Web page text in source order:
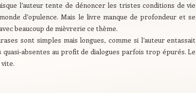
l’auteur tente de dénoncer les tristes conditions de vie
d’opulence. Mais le livre manque de profondeur et se
beaucoup de mièvrerie ce thème.
sont simples mais longues, comme si l’auteur entassait
absentes au profit de dialogues parfois trop épurés. Le